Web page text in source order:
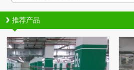
推荐产品